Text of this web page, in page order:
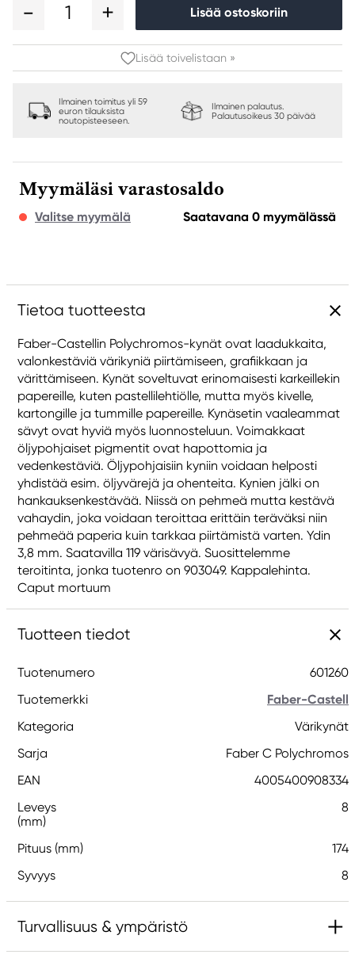
1 Lisää ostoskoriin
Lisää toivelistaan »
Ilmainen toimitus yli 59
euron tilauksista
noutopisteeseen.
Ilmainen palautus.
Palautusoikeus 30 päivää
Myymäläsi varastosaldo
Valitse myymälä Saatavana 0 myymälässä
Tietoa tuotteesta
Faber-Castellin Polychromos-kynät ovat laadukkaita,
valonkestäviä värikyniä piirtämiseen, grafiikkaan ja
värittämiseen. Kynät soveltuvat erinomaisesti karkeillekin
papereille, kuten pastellilehtiölle, mutta myös kivelle,
kartongille ja tummille papereille. Kynäsetin vaaleammat
sävyt ovat hyviä myös luonnosteluun. Voimakkaat
öljypohjaiset pigmentit ovat hapottomia ja
vedenkestäviä. Öljypohjaisiin kyniin voidaan helposti
yhdistää esim. öljyvärejä ja ohenteita. Kynien jälki on
hankauksenkestävää. Niissä on pehmeä mutta kestävä
vahaydin, joka voidaan teroittaa erittäin teräväksi niin
pehmeää paperia kuin tarkkaa piirtämistä varten. Ydin
3,8 mm. Saatavilla 119 värisävyä. Suosittelemme
teroitinta, jonka tuotenro on 903049. Kappalehinta.
Caput mortuum
Tuotteen tiedot
Tuotenumero
601260
Tuotemerkki
Faber-Castell
Kategoria
Värikynät
Sarja
Faber C Polychromos
EAN
4005400908334
Leveys
(mm)
8
Pituus (mm)
174
Syvyys
8
Turvallisuus & ympäristö